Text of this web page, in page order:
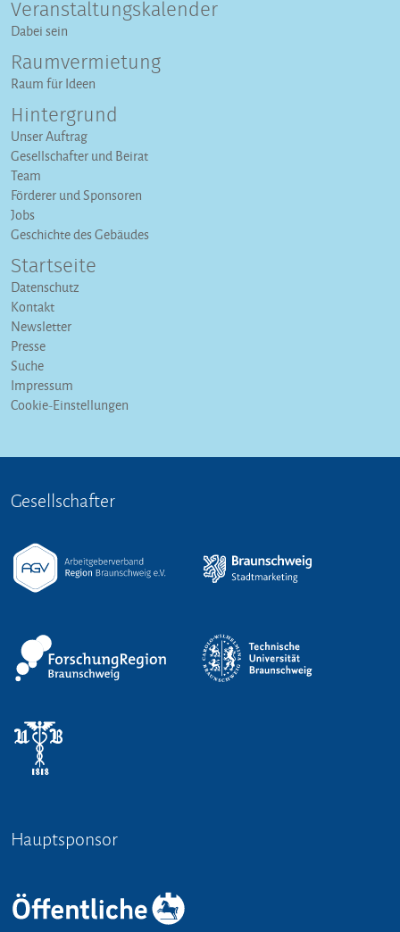
Veranstaltungs­kalender
Dabei sein
Raumvermietung
Raum für Ideen
Hintergrund
Unser Auftrag
Gesellschafter und Beirat
Team
Förderer und Sponsoren
Jobs
Geschichte des Gebäudes
Startseite
Datenschutz
Kontakt
Newsletter
Presse
Suche
Impressum
Cookie-Einstellungen
Gesellschafter
Hauptsponsor